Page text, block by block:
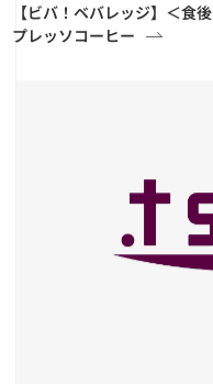
【ビバ！ベバレッジ】＜食
プレッソコーヒー